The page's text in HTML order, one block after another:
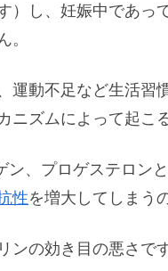
）し、妊娠中であっ
。
運動不足など生活習
ズムによって起こ
、プロゲステロン
性を増大してしまう
ンの効き目の悪さです